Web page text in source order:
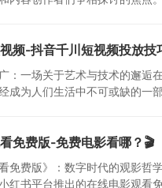
频-抖音千川短视频投放技
：一场关于艺术与技术的邂逅
成为人们生活中不可或缺的一
免费版-免费电影看哪？🎬
免费版》：数字时代的观影哲
红书平台推出的在线电影观看